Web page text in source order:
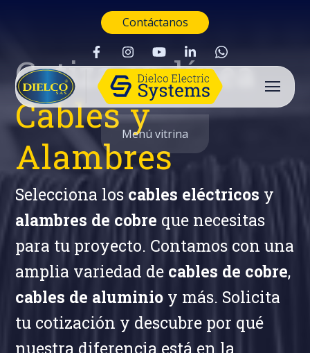
Contáctanos
Buscar
Menú vitrina
Cotiza en línea
Cables y
Alambres
Selecciona los cables eléctricos y
alambres de cobre que necesitas
para tu proyecto. Contamos con una
amplia variedad de cables de cobre,
cables de aluminio y más. Solicita
tu cotización y descubre por qué
nuestra diferencia está en la